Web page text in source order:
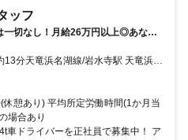
ッフ
一切なし！月給26万円以上◎あなた
13分天竜浜名湖線/岩水寺駅 天竜浜名
憩あり) 平均所定労働時間(1か月当
場合あり
車ドライバーを正社員で募集中！ ア